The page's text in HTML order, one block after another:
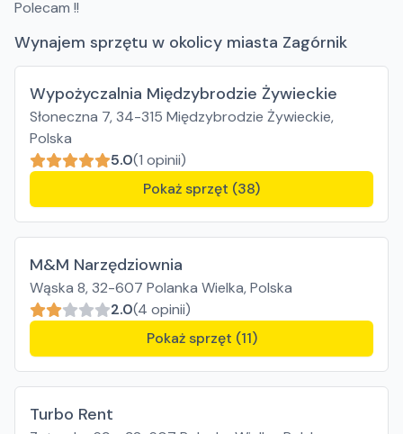
Polecam !!
Wynajem sprzętu w okolicy miasta Zagórnik
Wypożyczalnia Międzybrodzie Żywieckie
Słoneczna 7, 34-315 Międzybrodzie Żywieckie,
Polska
5.0(1 opinii)
Pokaż sprzęt (38)
M&M Narzędziownia
Wąska 8, 32-607 Polanka Wielka, Polska
2.0(4 opinii)
Pokaż sprzęt (11)
Turbo Rent